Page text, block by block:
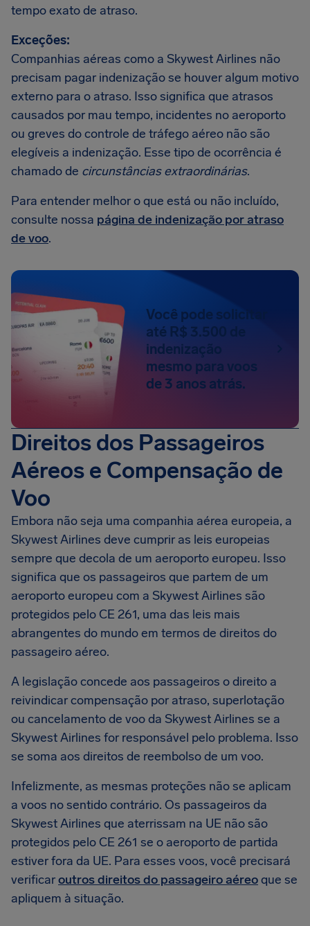
tempo exato de atraso.
Exceções:
Companhias aéreas como a Skywest Airlines não
precisam pagar indenização se houver algum motivo
externo para o atraso. Isso significa que atrasos
causados por mau tempo, incidentes no aeroporto
ou greves do controle de tráfego aéreo não são
elegíveis a indenização. Esse tipo de ocorrência é
chamado de circunstâncias extraordinárias.
Para entender melhor o que está ou não incluído,
consulte nossa página de indenização por atraso
de voo.
Você pode solicitar
até R$ 3.500 de
indenização
mesmo para voos
de 3 anos atrás.
Direitos dos Passageiros
Aéreos e Compensação de
Voo
Embora não seja uma companhia aérea europeia, a
Skywest Airlines deve cumprir as leis europeias
sempre que decola de um aeroporto europeu. Isso
significa que os passageiros que partem de um
aeroporto europeu com a Skywest Airlines são
protegidos pelo CE 261, uma das leis mais
abrangentes do mundo em termos de direitos do
passageiro aéreo.
A legislação concede aos passageiros o direito a
reivindicar compensação por atraso, superlotação
ou cancelamento de voo da Skywest Airlines se a
Skywest Airlines for responsável pelo problema. Isso
se soma aos direitos de reembolso de um voo.
Infelizmente, as mesmas proteções não se aplicam
a voos no sentido contrário. Os passageiros da
Skywest Airlines que aterrissam na UE não são
protegidos pelo CE 261 se o aeroporto de partida
estiver fora da UE. Para esses voos, você precisará
verificaroutros direitos do passageiro aéreoque se
apliquem à situação.